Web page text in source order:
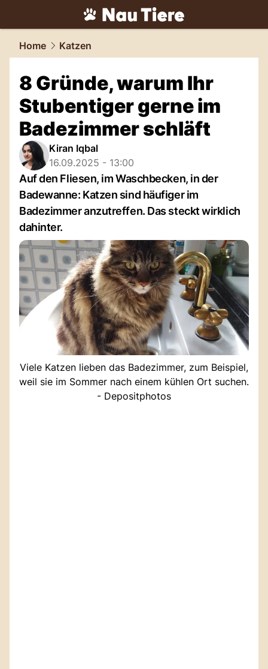
tiere.NAU.ch
Home Katzen
8 Gründe, warum Ihr
Stubentiger gerne im
Badezimmer schläft
Kiran Iqbal
16.09.2025 - 13:00
Auf den Fliesen, im Waschbecken, in der
Badewanne: Katzen sind häufiger im
Badezimmer anzutreffen. Das steckt wirklich
dahinter.
Viele Katzen lieben das Badezimmer, zum Beispiel,
weil sie im Sommer nach einem kühlen Ort suchen.
- Depositphotos